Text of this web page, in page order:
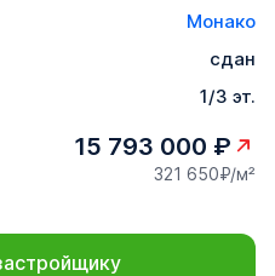
Монако
сдан
1/3 эт.
15 793 000 ₽
321 650₽/м²